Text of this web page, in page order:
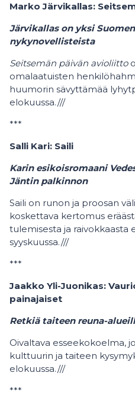
Marko Järvikallas:
Järvikallas on yksi
nykynovellisteista
Seitsemän päivän avioliitto
omalaatuisten
huumorin sävyttämää
elokuussa.///
***
Salli Kari: Saili
Karin esikoisromaani
Jäntin palkinnon
Saili on runon ja proosan
koskettava kertomus
tulemisesta ja raivokkaasta
syyskuussa.///
***
Jaakko Yli-Juonikas:
painajaiset
Retkiä taiteen reuna-
Oivaltava esseekokoelma,
kulttuurin ja taiteen
elokuussa.///
***